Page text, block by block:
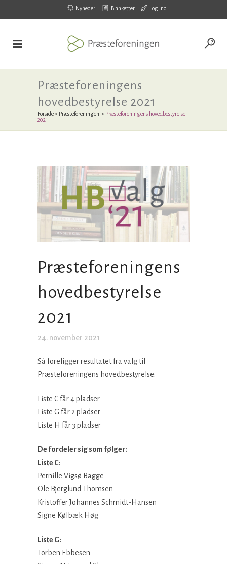
Nyheder Blanketter Log ind
Præsteforeningens
hovedbestyrelse 2021
Forside> Præsteforeningen > Præsteforeningens hovedbestyrelse
2021
Præsteforeningens
hovedbestyrelse
2021
24. november 2021
Så foreligger resultatet fra valg til
Præsteforeningens hovedbestyrelse:
Liste C får 4 pladser
Liste G får 2 pladser
Liste H får 3 pladser
De fordeler sig som følger:
Liste C:
Pernille Vigsø Bagge
Ole Bjerglund Thomsen
Kristoffer Johannes Schmidt-Hansen
Signe Kølbæk Høg
Liste G:
Torben Ebbesen